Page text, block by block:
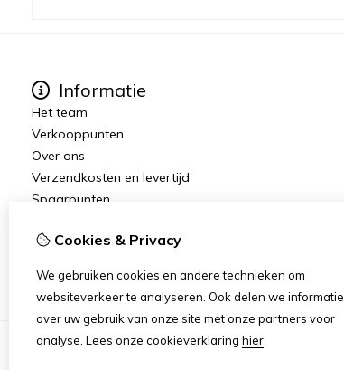
Informatie
Het team
Verkooppunten
Over ons
Verzendkosten en levertijd
Spaarpunten
Cookies & Privacy
We gebruiken cookies en andere technieken om
websiteverkeer te analyseren. Ook delen we informatie
over uw gebruik van onze site met onze partners voor
analyse. Lees onze cookieverklaring hier